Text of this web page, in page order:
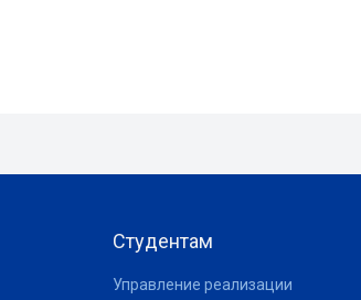
Студентам
Управление реализации